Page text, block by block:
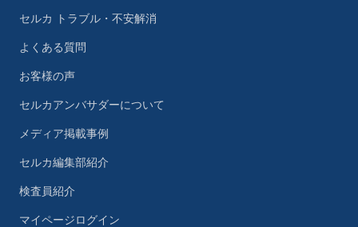
セルカ トラブル・不安解消
よくある質問
お客様の声
セルカアンバサダーについて
メディア掲載事例
セルカ編集部紹介
検査員紹介
マイページログイン